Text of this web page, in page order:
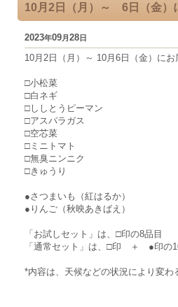
10月2日（月）～ 6日（金）
2023年09月28日
10月2日（月）～ 10月6日（金）に
□小松菜
□白ネギ
□ししとうピーマン
□アスパラガス
□空芯菜
□ミニトマト
□無臭ニンニク
□きゅうり
●さつまいも（紅はるか）
●りんご（秋映あきばえ）
「お試しセット」は、□印の8品目
「通常セット」は、□印 ＋ ●印の
*内容は、天候などの状況により変わ